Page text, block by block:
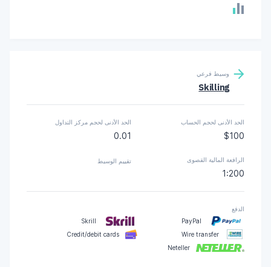
وسيط فرعي
Skilling
الحد الأدنى لحجم الحساب
$100
الحد الأدنى لحجم مركز التداول
0.01
الرافعة المالية القصوى
1:200
تقييم الوسيط
الدفع
PayPal
Skrill
Wire transfer
Credit/debit cards
Neteller